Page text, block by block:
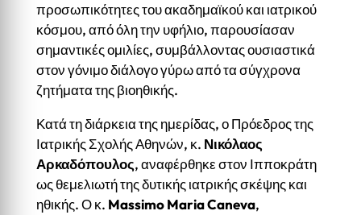
προσωπικότητες του ακαδημαϊκού και ιατρικού
κόσμου, από όλη την υφήλιο, παρουσίασαν
σημαντικές ομιλίες, συμβάλλοντας ουσιαστικά
στον γόνιμο διάλογο γύρω από τα σύγχρονα
ζητήματα της βιοηθικής.
Κατά τη διάρκεια της ημερίδας, ο Πρόεδρος της
Ιατρικής Σχολής Αθηνών, κ. Νικόλαος
Αρκαδόπουλος, αναφέρθηκε στον Ιπποκράτη
ως θεμελιωτή της δυτικής ιατρικής σκέψης και
ηθικής. Ο κ. Massimo Maria Caneva,